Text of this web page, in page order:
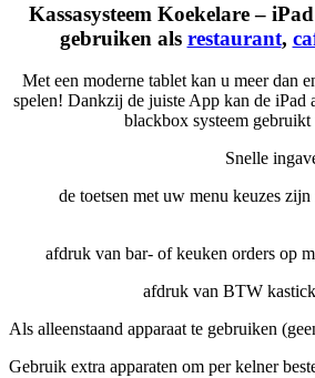
Kassasysteem Koekelare –
gebruiken als restaurant,
Met een moderne tablet kan u meer dan
spelen! Dankzij de juiste App kan de iPad
blackbox systeem
Snelle
de toetsen met uw menu keuzes
afdruk van bar- of keuken orders op
afdruk van BTW
Als alleenstaand apparaat te gebruiken
Gebruik extra apparaten om per kelner